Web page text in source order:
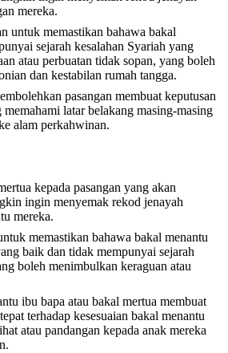
mereka.
untuk memastikan bahawa bakal
sejarah kesalahan Syariah yang
atau perbuatan tidak sopan, yang boleh
dan kestabilan rumah tangga.
pasangan membuat keputusan
memahami latar belakang masing-masing
alam perkahwinan.
kepada pasangan yang akan
ingin menyemak rekod jenayah
mereka.
memastikan bahawa bakal menantu
baik dan tidak mempunyai sejarah
boleh menimbulkan keraguan atau
ibu bapa atau bakal mertua membuat
terhadap kesesuaian bakal menantu
atau pandangan kepada anak mereka